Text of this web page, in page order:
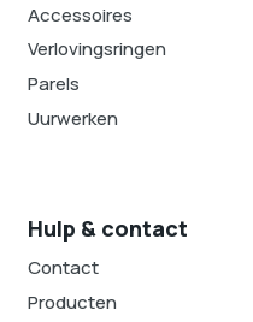
Accessoires
Verlovingsringen
Parels
Uurwerken
Hulp & contact
Contact
Producten